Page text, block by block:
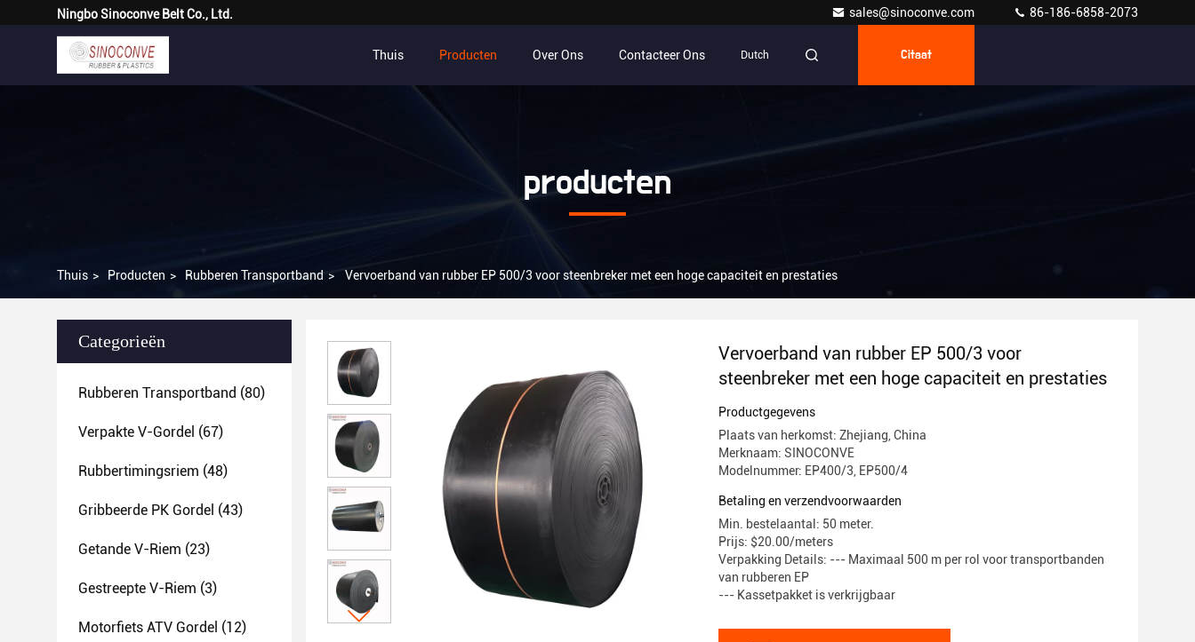
Ningbo Sinoconve Belt Co., Ltd. sales@sinoconve.com 86-186-6858-2073
Thuis Producten Over Ons Contacteer Ons Dutch Citaat
producten
Thuis > Producten > Rubberen Transportband > Vervoerband van rubber EP 500/3 voor steenbreker met een hoge capaciteit en prestaties
Categorieën
Rubberen Transportband (80)
Verpakte V-Gordel (67)
Rubbertimingsriem (48)
Gribbeerde PK Gordel (43)
Getande V-Riem (23)
Gestreepte V-Riem (3)
Motorfiets ATV Gordel (12)
Vervoerband van rubber EP 500/3 voor
steenbreker met een hoge capaciteit en prestaties
Productgegevens
Plaats van herkomst: Zhejiang, China
Merknaam: SINOCONVE
Modelnummer: EP400/3, EP500/4
Betaling en verzendvoorwaarden
Min. bestelaantal: 50 meter.
Prijs: $20.00/meters
Verpakking Details: --- Maximaal 500 m per rol voor transportbanden
van rubberen EP
--- Kassetpakket is verkrijgbaar